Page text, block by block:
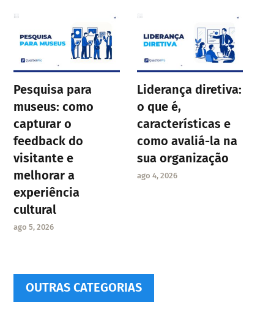
Pesquisa para
museus: como
capturar o
feedback do
visitante e
melhorar a
experiência
cultural
ago 5, 2026
Liderança diretiva:
o que é,
características e
como avaliá-la na
sua organização
ago 4, 2026
OUTRAS CATEGORIAS